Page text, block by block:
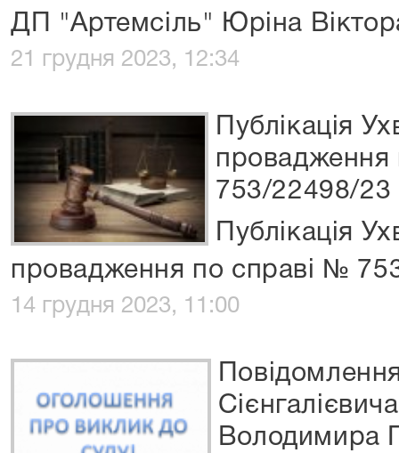
ДП "Артемсіль" Юріна
21 грудня 2023, 12:34
Публікація
провадження
753/22498/23
Публікація
провадження по справі №
14 грудня 2023, 11:00
Володимира